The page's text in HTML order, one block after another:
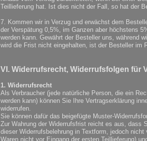
Teillieferung hat. Ist dies nicht der Fall, so hat der
7. Kommen wir in Verzug und erwächst dem
der Verspätung 0,5%, im Ganzen aber höchstens
werden kann. Gewährt der Besteller uns, während
wird die Frist nicht eingehalten, ist der Besteller im
VI. Widerrufsrecht, Widerrufsfolgen für
1. Widerrufsrecht
Als Verbraucher (jede natürliche Person, die ein
werden kann) können Sie Ihre Vertragserklärung
widerrufen.
Sie können dafür das beigefügte Muster-
Zur Wahrung der Widerrufsfrist reicht es aus, dass
dieser Widerrufsbelehrung in Textform, jedoch
Waren nicht vor Eingang der ersten Teillieferung)